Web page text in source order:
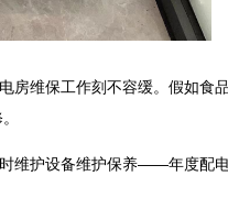
房维保工作刻不容缓。假如食
维护设备维护保养——年度配